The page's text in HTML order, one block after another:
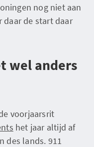
nog niet aan
daar de start daar
wel anders
voorjaarsrit
het jaar altijd af
des lands. 911